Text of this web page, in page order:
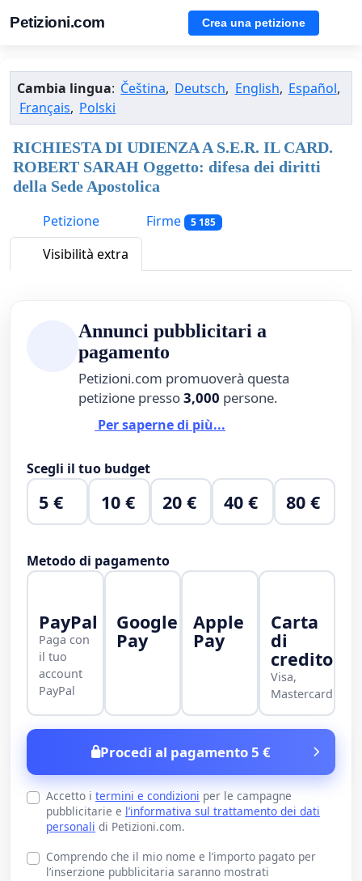
Petizioni.com Crea una petizione
Cambia lingua: Čeština, Deutsch, English, Español,
Français, Polski
RICHIESTA DI UDIENZA A S.E.R. IL CARD.
ROBERT SARAH Oggetto: difesa dei diritti
della Sede Apostolica
Petizione
Firme 5 185
Visibilità extra
Annunci pubblicitari a
pagamento
Petizioni.com promuoverà questa
petizione presso3,000 persone.
Per saperne di più...
Scegli il tuo budget
5 € 10 € 20 € 40 € 80 €
Metodo di pagamento
PayPal
Paga con
il tuo
account
PayPal
Google
Pay
Apple
Pay
Carta
di
credito
Visa,
Mastercard
Procedi al pagamento 5 €
Accetto i termini e condizioni per le campagne
pubblicitarie e l’informativa sul trattamento dei dati
personali di Petizioni.com.
Comprendo che il mio nome e l’importo pagato per
l’inserzione pubblicitaria saranno mostrati